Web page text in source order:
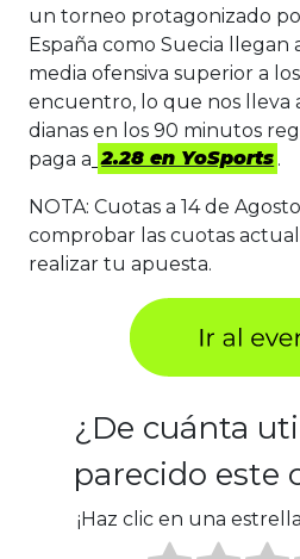
un torneo protagonizado
España como Suecia llegan
media ofensiva superior a
encuentro, lo que nos lleva
dianas en los 90 minutos
paga a 2.28 en YoSports .
NOTA: Cuotas a 14 de
comprobar las cuotas
realizar tu apuesta.
¿De cuánta
parecido este
¡Haz clic en una